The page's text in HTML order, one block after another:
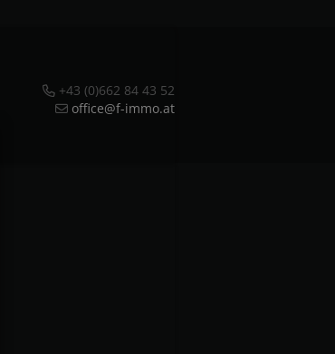
+43 (0)662 84 43 52
office@f-immo.at